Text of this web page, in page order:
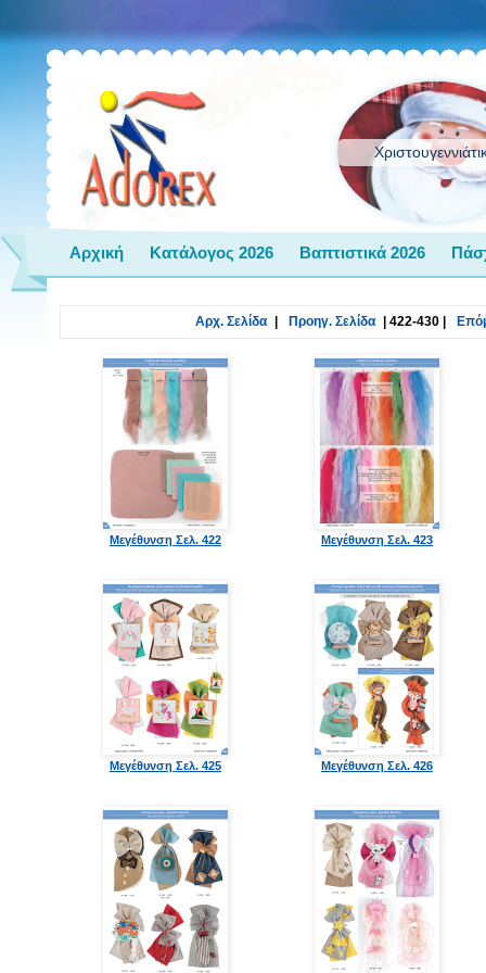
Αρχική Κατάλογος 2026 Βαπτιστικά 2026
Αρχ. Σελίδα Προηγ. Σελίδα 422-430
Μεγέθυνση Σελ. 422 Μεγέθυνση Σελ. 423
Μεγέθυνση Σελ. 425 Μεγέθυνση Σελ. 426